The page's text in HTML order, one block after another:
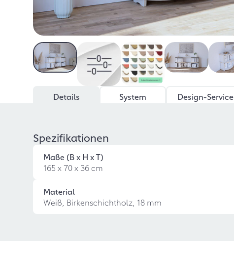
Details
System Design-Service
Spezifikationen
Maße (B x H x T)
165 x 70 x 36 cm
Material
Weiß, Birkenschichtholz, 18 mm